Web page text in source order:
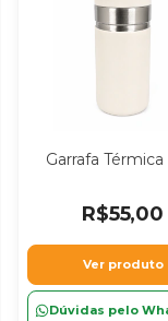
Garrafa
R$55,00
Ver produto
Dúvidas pelo